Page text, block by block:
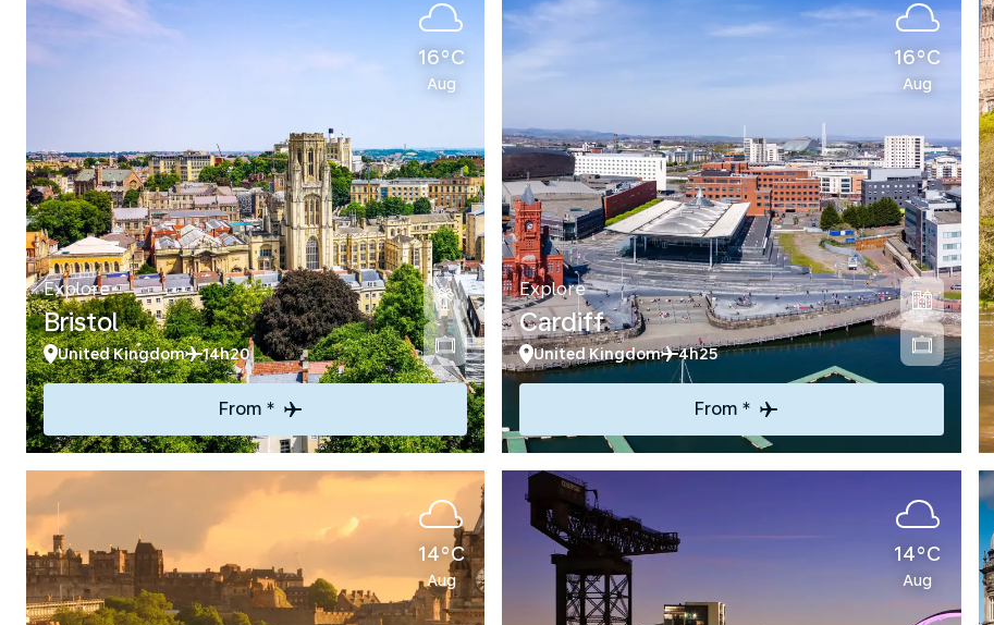
16°C
Aug
Explore
Bristol
United Kingdom 14h20
From *
16°C
Aug
Explore
Cardiff
United Kingdom 4h25
From *
14°C
Aug
14°C
Aug